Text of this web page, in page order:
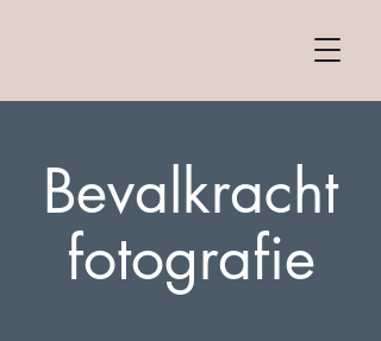
Bevalkracht
fotografie